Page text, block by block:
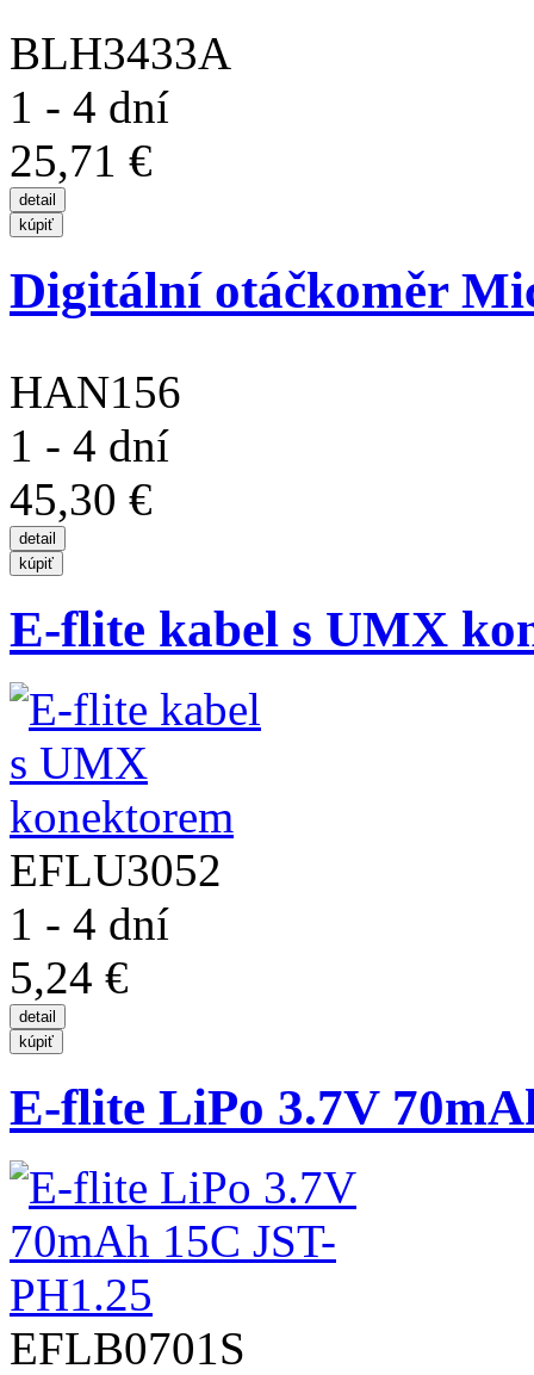
BLH3433A
1 - 4 dní
25,71 €
Digitální otáčkoměr
HAN156
1 - 4 dní
45,30 €
E-flite kabel s UMX
EFLU3052
1 - 4 dní
5,24 €
E-flite LiPo 3.7V
EFLB0701S